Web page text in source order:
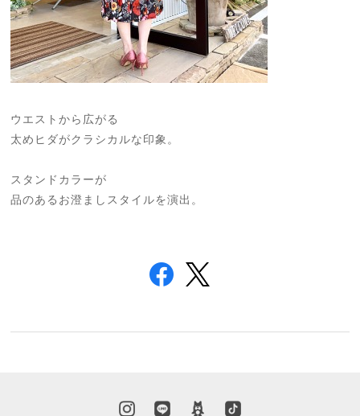
ウエストから広がる
太めヒダがクラシカルな印象。
スタンドカラーが
品のあるお澄ましスタイルを演出。